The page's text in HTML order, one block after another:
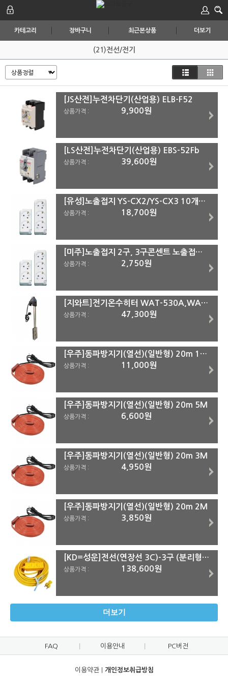
카테고리 장바구니 최근본상품 더보기
(21)전선/전기
[JS산전]누전차단기(산업용) ELB-F52
상품가격 : 9,900원
[LS산전]누전차단기(산업용) EBS-52Fb
상품가격 : 39,600원
[유성]노출접지 YS-CX2/YS-CX3 10개입 YS-CX3(10개입)
상품가격 : 18,700원
[미주]노출접지 2구, 3구콘센트 노출접지 3구
상품가격 : 2,750원
[지와트]전기온수히터 WAT-530A,WAT-730B (3KW) WAT730B(700mm)
상품가격 : 47,300원
[우주]동파방지기(열선)(일반형) 20m 10M
상품가격 : 11,000원
[우주]동파방지기(열선)(일반형) 20m 5M
상품가격 : 6,600원
[우주]동파방지기(열선)(일반형) 20m 3M
상품가격 : 4,950원
[우주]동파방지기(열선)(일반형) 20m 2M
상품가격 : 3,850원
[KD=성운]전선(연장선 3C)-3구 (분리형-플러그포함) 2.5SQ x 50M
상품가격 : 138,600원
더보기
FAQ 이용안내 PC버전
이용약관| 개인정보취급방침